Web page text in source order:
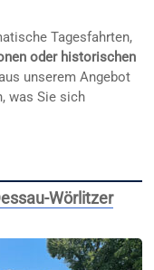
Tagesfahrten,
oder historischen
unserem Angebot
was Sie sich
Wörlitzer